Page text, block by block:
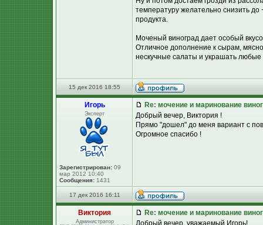
температуру желательно снизить
продукта.
Моченый виноград дает особый
Отличное дополнение к сырам,
нескучные салаты и украшать
15 дек 2016 18:55
Игорь
Эксперт
Зарегистрирован: 09
мар 2012 10:40
Сообщения: 1431
Re: мочение и маринование
Добрый вечер, Виктория !
Прямо "дошел" до меня вариант с
Огромное спасибо !
17 дек 2016 16:11
Виктория
Администратор
Re: мочение и маринование
Добрый вечер, уважаемый Игорь!